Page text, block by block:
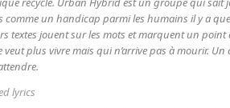
comme un handicap parmi les humains il y a
textes jouent sur les mots et marquent un
veut plus vivre mais qui n’arrive pas à mourir.
lyrics